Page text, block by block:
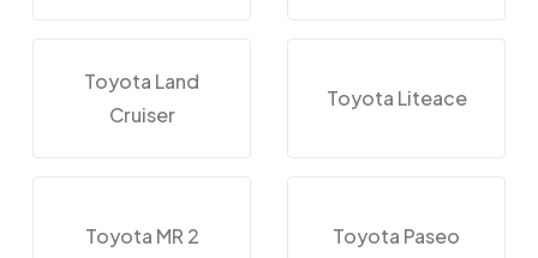
Toyota Land
Cruiser
Toyota Liteace
Toyota MR 2 Toyota Paseo